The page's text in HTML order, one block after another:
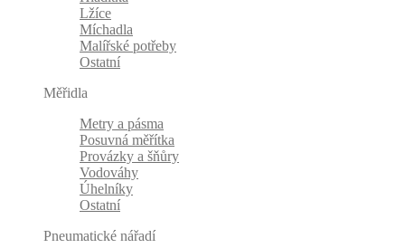
Lžíce
Míchadla
Malířské potřeby
Ostatní
Měřidla
Metry a pásma
Posuvná měřítka
Provázky a šňůry
Vodováhy
Úhelníky
Ostatní
Pneumatické nářadí